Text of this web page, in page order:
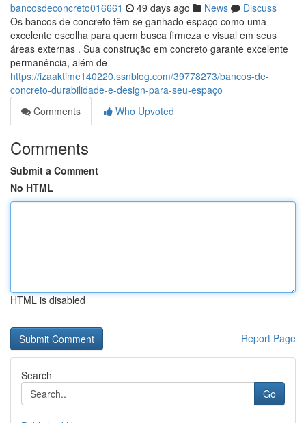
bancosdeconcreto016661 49 days ago News
Discuss
Os bancos de concreto têm se ganhado espaço como uma
excelente escolha para quem busca firmeza e visual em seus
áreas externas . Sua construção em concreto garante excelente
permanência, além de
https://izaaktime140220.ssnblog.com/39778273/bancos-de-
concreto-durabilidade-e-design-para-seu-espaço
Comments
Who Upvoted
Comments
Submit a Comment
No HTML
HTML is disabled
Report Page
Search
Go